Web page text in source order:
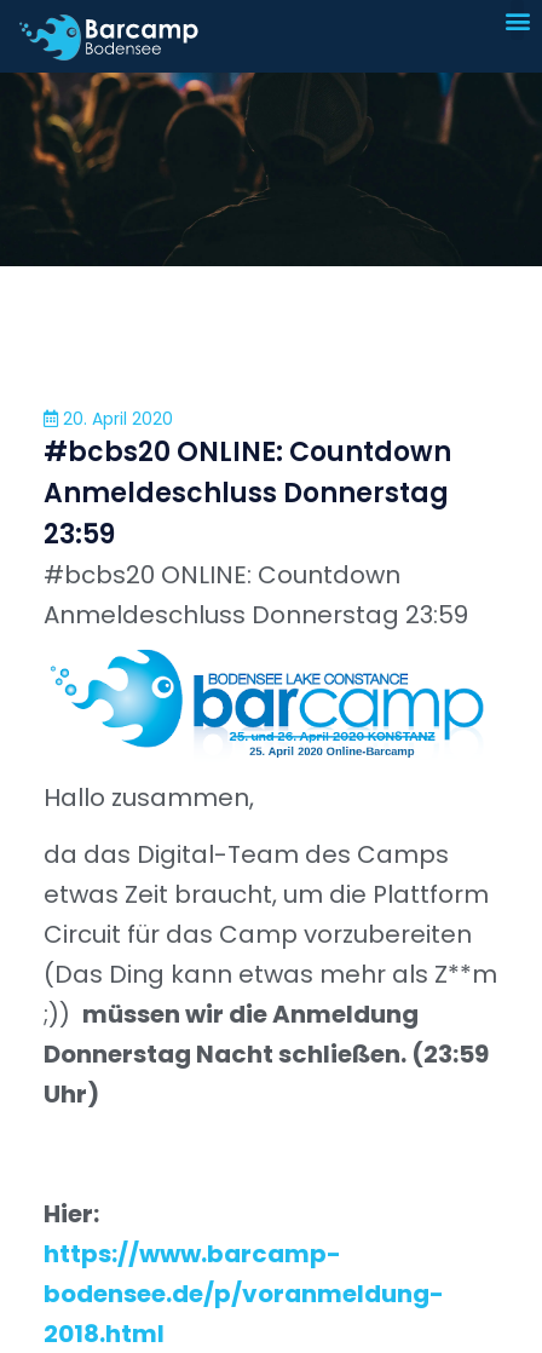
20. April 2020
#bcbs20 ONLINE: Countdown
Anmeldeschluss Donnerstag
23:59
#bcbs20 ONLINE: Countdown
Anmeldeschluss Donnerstag 23:59
Hallo zusammen,
da das Digital-Team des Camps
etwas Zeit braucht, um die Plattform
Circuit für das Camp vorzubereiten
(Das Ding kann etwas mehr als Z**m
;)) müssen wir die Anmeldung
Donnerstag Nacht schließen. (23:59
Uhr)
Hier:
https://www.barcamp-
bodensee.de/p/voranmeldung-
2018.html